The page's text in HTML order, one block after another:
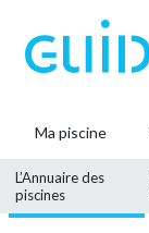
Ma piscine
L’Annuaire des
piscines